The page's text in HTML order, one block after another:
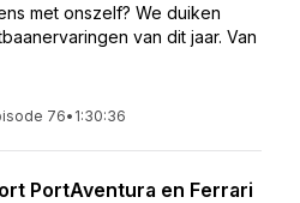
met onszelf? We duiken
van dit jaar. Van
76• 1:30:36
PortAventura en Ferrari